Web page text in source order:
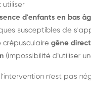
utiliser
d'enfants en bas
susceptibles de
crépusculaire gêne
(impossibilité d'utiliser
l'intervention n'est pas